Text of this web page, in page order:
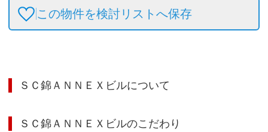
この物件を検討リストへ保存
ＳＣ錦ＡＮＮＥＸビルについて
ＳＣ錦ＡＮＮＥＸビルのこだわり